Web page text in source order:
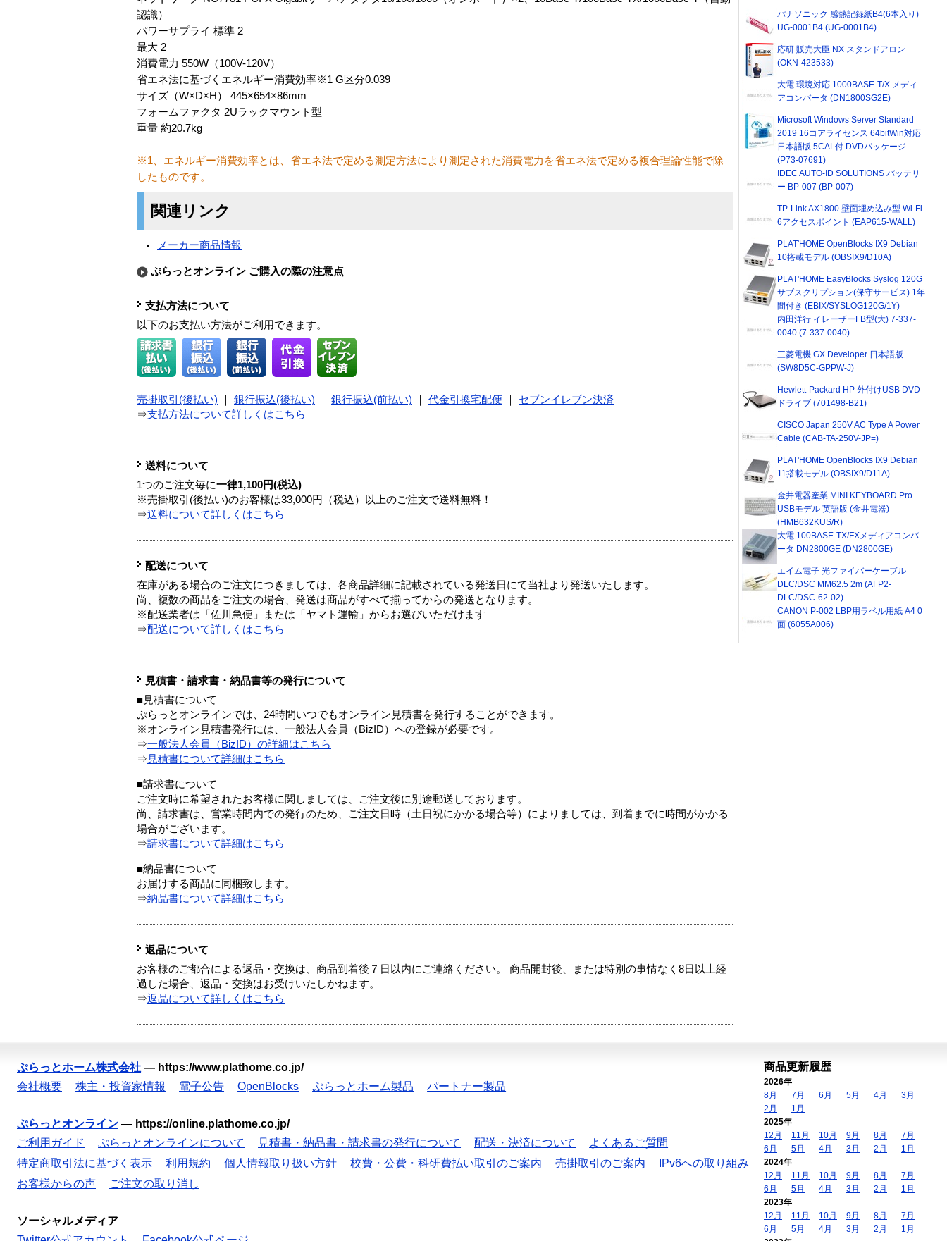
認識）
パワーサプライ 標準 2
最大 2
消費電力 550W（100V-120V）
省エネ法に基づくエネルギー消費効率※1 G区分0.039
サイズ（W×D×H） 445×654×86mm
フォームファクタ 2Uラックマウント型
重量 約20.7kg
※1、エネルギー消費効率とは、省エネ法で定める測定方法により測定された消費電力を省エネ法で定める複合理論性能で除
したものです。
関連リンク
メーカー商品情報
ぷらっとオンライン ご購入の際の注意点
支払方法について
以下のお支払い方法がご利用できます。
売掛取引(後払い) 銀行振込(後払い) 銀行振込(前払い) 代金引換宅配便
セブンイレブン決済
⇒支払方法について詳しくはこちら
送料について
1つのご注文毎に一律1,100円(税込)
※売掛取引(後払い)のお客様は33,000円（税込）以上のご注文で送料無料！
⇒送料について詳しくはこちら
配送について
在庫がある場合のご注文につきましては、各商品詳細に記載されている発送日にて当社より発送いたします。
尚、複数の商品をご注文の場合、発送は商品がすべて揃ってからの発送となります。
※配送業者は「佐川急便」または「ヤマト運輸」からお選びいただけます
⇒配送について詳しくはこちら
見積書・請求書・納品書等の発行について
■見積書について
ぷらっとオンラインでは、24時間いつでもオンライン見積書を発行することができます。
※オンライン見積書発行には、一般法人会員（BizID）への登録が必要です。
⇒一般法人会員（BizID）の詳細はこちら
⇒ 見積書について詳細はこちら
■請求書について
ご注文時に希望されたお客様に関しましては、ご注文後に別途郵送しております。
尚、請求書は、営業時間内での発行のため、ご注文日時（土日祝にかかる場合等）によりましては、到着までに時間がかかる
場合がございます。
⇒請求書について詳細はこちら
■納品書について
お届けする商品に同梱致します。
⇒納品書について詳細はこちら
返品について
お客様のご都合による返品・交換は、商品到着後７日以内にご連絡ください。 商品開封後、または特別の事情なく8日以上経
過した場合、返品・交換はお受けいたしかねます。
⇒返品について詳しくはこちら
パナソニック 感熱記録紙B4(6本入り)
UG-0001B4 (UG-0001B4)
応研 販売大臣 NX スタンドアロン
(OKN-423533)
大電 環境対応 1000BASE-T/X メディ
アコンバータ (DN1800SG2E)
Microsoft Windows Server Standard
2019 16コアライセンス 64bitWin対応
日本語版 5CAL付 DVDパッケージ
(P73-07691)
IDEC AUTO-ID SOLUTIONS バッテリ
ー BP-007 (BP-007)
TP-Link AX1800 壁面埋め込み型 Wi-Fi
6アクセスポイント (EAP615-WALL)
PLAT'HOME OpenBlocks IX9 Debian
10搭載モデル (OBSIX9/D10A)
PLAT'HOME EasyBlocks Syslog 120G
サブスクリプション(保守サービス) 1年
間付き (EBIX/SYSLOG120G/1Y)
内田洋行 イレーザーFB型(大) 7-337-
0040 (7-337-0040)
三菱電機 GX Developer 日本語版
(SW8D5C-GPPW-J)
Hewlett-Packard HP 外付けUSB DVD
ドライブ (701498-B21)
CISCO Japan 250V AC Type A Power
Cable (CAB-TA-250V-JP=)
PLAT'HOME OpenBlocks IX9 Debian
11搭載モデル (OBSIX9/D11A)
金井電器産業 MINI KEYBOARD Pro
USBモデル 英語版 (金井電器)
(HMB632KUS/R)
大電 100BASE-TX/FXメディアコンバ
ータ DN2800GE (DN2800GE)
エイム電子 光ファイバーケーブル
DLC/DSC MM62.5 2m (AFP2-
DLC/DSC-62-02)
CANON P-002 LBP用ラベル用紙 A4 0
面 (6055A006)
ぷらっとホーム株式会社 — https://www.plathome.co.jp/
会社概要
株主・投資家情報 電子公告 OpenBlocks ぷらっとホーム製品 パートナー製品
ぷらっとオンライン — https://online.plathome.co.jp/
ご利用ガイド
ぷらっとオンラインについて 見積書・納品書・請求書の発行について 配送・決済について
よくあるご質問
特定商取引法に基づく表示
利用規約 個人情報取り扱い方針 校費・公費・科研費払い取引のご案内 売掛取引のご案内
IPv6への取り組み
お客様からの声
ご注文の取り消し
ソーシャルメディア
商品更新履歴
2026年
8月
7月 6月 5月 4月
3月
2月
1月
2025年
12月
11月 10月 9月 8月
7月
6月
5月 4月 3月 2月
1月
2024年
12月
11月 10月 9月 8月
7月
6月
5月 4月 3月 2月
1月
2023年
12月
11月 10月 9月 8月
7月
6月
5月 4月 3月 2月
1月